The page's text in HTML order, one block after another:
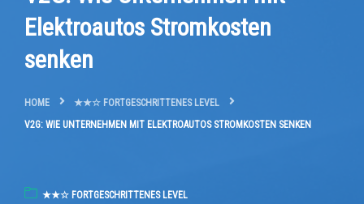
Elektroautos Stromkosten
senken
HOME
★★☆ FORTGESCHRITTENES LEVEL
V2G: WIE UNTERNEHMEN MIT ELEKTROAUTOS STROMKOSTEN SENKEN
★★☆ FORTGESCHRITTENES LEVEL